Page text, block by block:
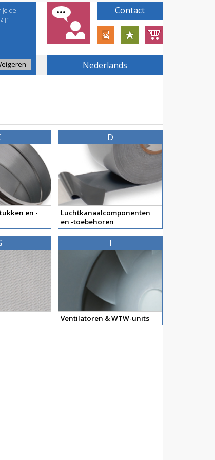
je de
Nederlands
Contact
en -
D
Luchtkanaalcomponenten
en -toebehoren
I
Ventilatoren & WTW-units